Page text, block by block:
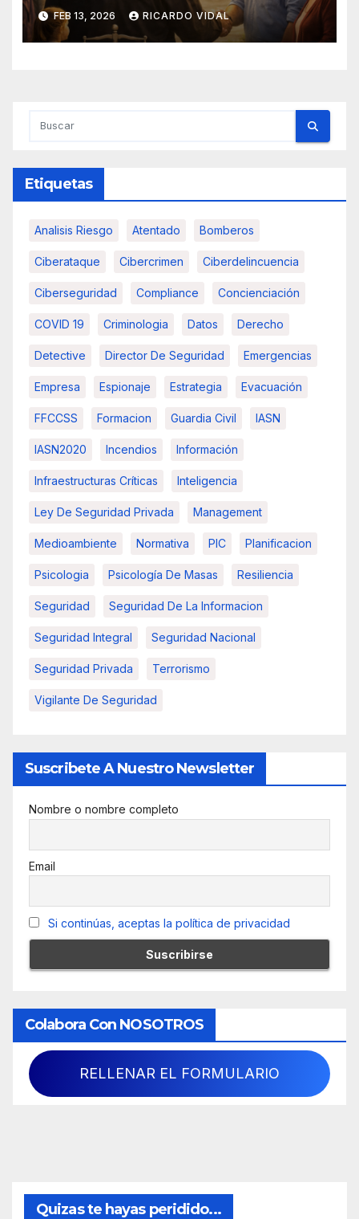
FEB 13, 2026 RICARDO VIDAL
Etiquetas
Analisis Riesgo Atentado Bomberos
Ciberataque Cibercrimen Ciberdelincuencia
Ciberseguridad Compliance Concienciación
COVID 19 Criminologia Datos Derecho
Detective Director De Seguridad Emergencias
Empresa Espionaje Estrategia Evacuación
FFCCSS Formacion Guardia Civil IASN
IASN2020 Incendios Información
Infraestructuras Críticas Inteligencia
Ley De Seguridad Privada Management
Medioambiente Normativa PIC Planificacion
Psicologia Psicología De Masas Resiliencia
Seguridad Seguridad De La Informacion
Seguridad Integral Seguridad Nacional
Seguridad Privada Terrorismo
Vigilante De Seguridad
Suscribete A Nuestro Newsletter
Nombre o nombre completo
Email
Si continúas, aceptas la política de privacidad
Colabora Con NOSOTROS
RELLENAR EL FORMULARIO
Quizas te hayas peridido...